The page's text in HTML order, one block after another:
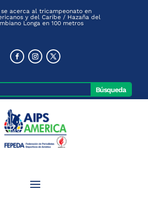
se acerca al tricampeonato en
y del Caribe / Hazaña del
Longa en 100 metros